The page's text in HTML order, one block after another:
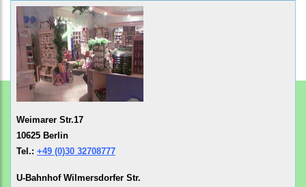
Weimarer Str.17
10625 Berlin
Tel.: +49 (0)30 32708777
U-Bahnhof Wilmersdorfer Str.